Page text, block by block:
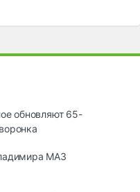
обновляют 65-
МАЗ